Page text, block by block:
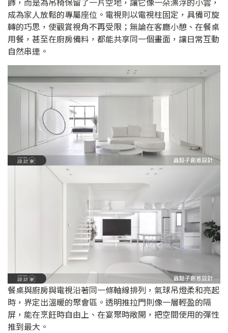
成為家人放鬆的專屬座位。電視則以電視柱固定，具備可旋
轉的巧思，使觀賞視角不再受限；無論在客廳小憩、在餐桌
用餐，甚至在廚房備料，都能共享同一個畫面，讓日常互動
自然串連。
餐桌與廚房與電視沿著同一條軸線排列，氣球吊燈柔和亮起
時，界定出溫暖的聚會區。透明推拉門則像一層輕盈的隔
屏，能在烹飪時自由上、在宴聚時敞開，把空間使用的彈性
推到最大。